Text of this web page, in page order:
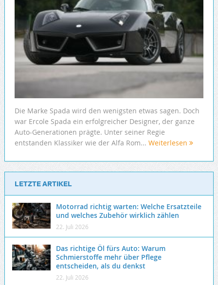
Die Marke Spada wird den wenigsten etwas sagen. Doch
war Ercole Spada ein erfolgreicher Designer, der ganze
Auto-Generationen prägte. Unter seiner Regie
entstanden Klassiker wie der Alfa Rom... Weiterlesen
LETZTE ARTIKEL
Motorrad richtig warten: Welche Ersatzteile
und welches Zubehör wirklich zählen
22. Juli 2026
Das richtige Öl fürs Auto: Warum
Schmierstoffe mehr über Pflege
entscheiden, als du denkst
22. Juli 2026